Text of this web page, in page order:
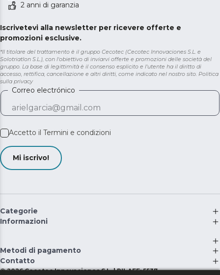
2 anni di garanzia
Iscrivetevi alla newsletter per ricevere offerte e
promozioni esclusive.
*Il titolare del trattamento è il gruppo Cecotec (Cecotec Innovaciones S.L. e
Solotriatlon S.L.), con l'obiettivo di inviarvi offerte e promozioni delle società del
gruppo. La base di legittimità è il consenso esplicito e l'utente ha il diritto di
accesso, rettifica, cancellazione e altri diritti, come indicato nel nostro sito. Politica
sulla privacy
Correo electrónico
Accetto il Termini e condizioni
Mi iscrivo!
Categorie
Informazioni
Metodi di pagamento
Contatto
©2026 Cecotec Innovaciones S.L. | RII-AEE: 5537